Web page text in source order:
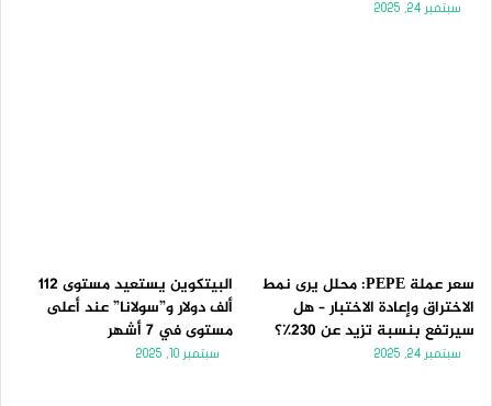
سبتمبر 24, 2025
سعر عملة PEPE: محلل يرى نمط
الاختراق وإعادة الاختبار – هل
سيرتفع بنسبة تزيد عن 230٪؟
سبتمبر 24, 2025
البيتكوين يستعيد مستوى 112
ألف دولار و”سولانا” عند أعلى
مستوى في 7 أشهر
سبتمبر 10, 2025